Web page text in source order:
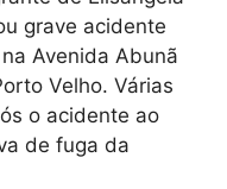
grave acidente
Avenida Abunã
Velho. Várias
o acidente ao
de fuga da